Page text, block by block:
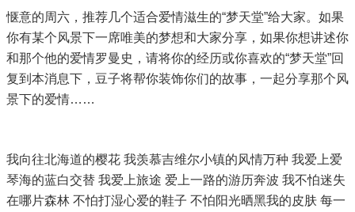
惬意的周六，推荐几个适合爱情滋生的“梦天堂”给大家。如果
你有某个风景下一席唯美的梦想和大家分享，如果你想讲述你
和那个他的爱情罗曼史，请将你的经历或你喜欢的“梦天堂”回
复到本消息下，豆子将帮你装饰你们的故事，一起分享那个风
景下的爱情……
我向往北海道的樱花 我羡慕吉维尔小镇的风情万种 我爱上爱
琴海的蓝白交替 我爱上旅途 爱上一路的游历奔波 我不怕迷失
在哪片森林 不怕打湿心爱的鞋子 不怕阳光晒黑我的皮肤 每一